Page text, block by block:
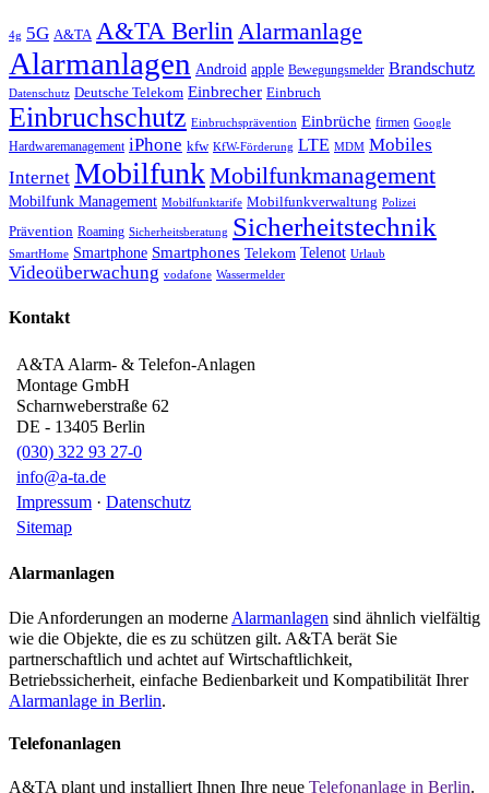
4g 5G A&TA A&TA Berlin Alarmanlage
Alarmanlagen Android apple Bewegungsmelder Brandschutz
Datenschutz Deutsche Telekom Einbrecher Einbruch
Einbruchschutz Einbruchsprävention Einbrüche firmen Google
Hardwaremanagement iPhone kfw KfW-Förderung LTE MDM Mobiles
Internet MobilfunkMobilfunkmanagement
Mobilfunk Management Mobilfunktarife Mobilfunkverwaltung Polizei
Prävention Roaming Sicherheitsberatung Sicherheitstechnik
SmartHome Smartphone Smartphones Telekom Telenot Urlaub
Videoüberwachung vodafone Wassermelder
Kontakt
A&TA Alarm- & Telefon-Anlagen
Montage GmbH
Scharnweberstraße 62
DE - 13405 Berlin
(030) 322 93 27-0
info@a-ta.de
Impressum · Datenschutz
Sitemap
Alarmanlagen
Die Anforderungen an moderne Alarmanlagen sind ähnlich vielfältig
wie die Objekte, die es zu schützen gilt. A&TA berät Sie
partnerschaftlich und achtet auf Wirtschaftlichkeit,
Betriebssicherheit, einfache Bedienbarkeit und Kompatibilität Ihrer
Alarmanlage in Berlin.
Telefonanlagen
A&TA plant und installiert Ihnen Ihre neue Telefonanlage in Berlin.